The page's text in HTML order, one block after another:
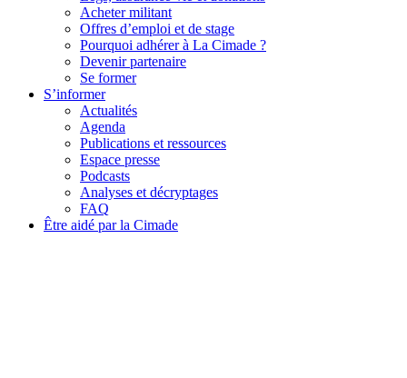
Acheter militant
Offres d’emploi et de stage
Pourquoi adhérer à La Cimade ?
Devenir partenaire
Se former
S’informer
Actualités
Agenda
Publications et ressources
Espace presse
Podcasts
Analyses et décryptages
FAQ
Être aidé par la Cimade